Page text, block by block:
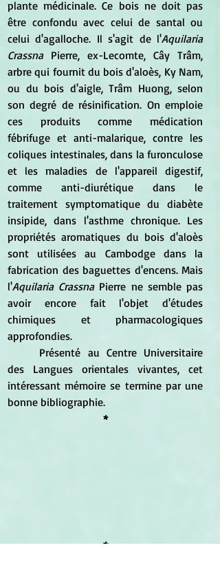
plante médicinale. Ce bois ne doit pas
être confondu avec celui de santal ou
celui d'agalloche. Il s'agit de l'Aquilaria
Crassna Pierre, ex-Lecomte, Cây Trâm,
arbre qui fournit du bois d'aloès, Ky Nam,
ou du bois d'aigle, Trâm Huong, selon
son degré de résinification. On emploie
ces produits comme médication
fébrifuge et anti-malarique, contre les
coliques intestinales, dans la furonculose
et les maladies de l'appareil digestif,
comme anti-diurétique dans le
traitement symptomatique du diabète
insipide, dans l'asthme chronique. Les
propriétés aromatiques du bois d'aloès
sont utilisées au Cambodge dans la
fabrication des baguettes d'encens. Mais
l'Aquilaria Crassna Pierre ne semble pas
avoir encore fait l'objet d'études
chimiques et pharmacologiques
approfondies.
des Langues orientales vivantes, cet
intéressant mémoire se termine par une
bonne bibliographie.
*
*